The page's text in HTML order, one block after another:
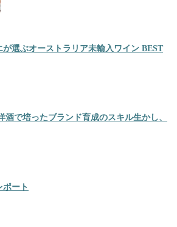
が選ぶオーストラリア未輸入ワイン BEST
酒で培ったブランド育成のスキル生かし、
ート